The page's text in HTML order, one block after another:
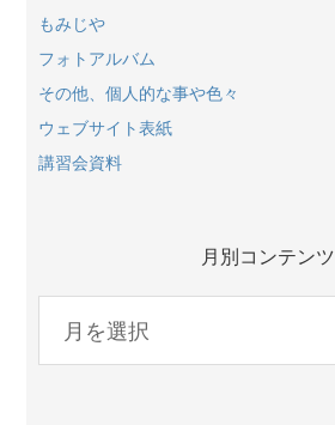
もみじや
フォトアルバム
その他、個人的な事や色々
ウェブサイト表紙
講習会資料
月別コンテンツ
コ